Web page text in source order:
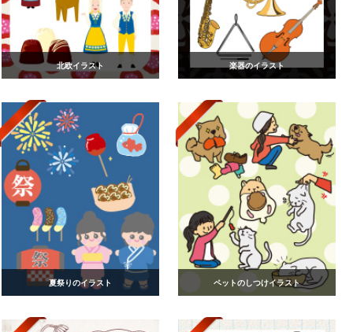
北欧イラスト 楽器のイラスト
夏祭りのイラスト ペットのしつけイラスト